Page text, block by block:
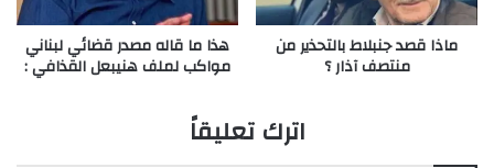
ماذا قصد جنبلاط بالتحذير من
منتصف آذار ؟
هذا ما قاله مصدر قضائي لبناني
مواكب لملف هنيبعل القذافي :
اترك تعليقاً